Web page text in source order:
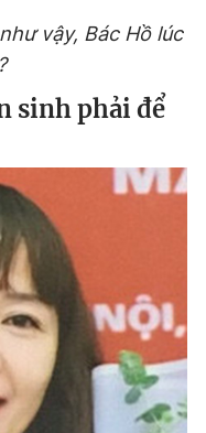
vậy, Bác Hồ lúc
sinh phải để